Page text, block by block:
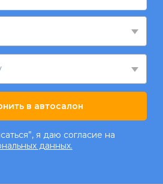
в автосалон
я даю согласие на
данных.